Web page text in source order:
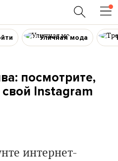
Уличная мода
посмотрите,
свой Instagram
интернет-